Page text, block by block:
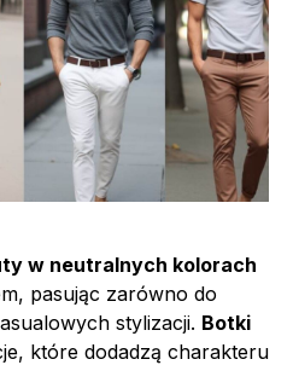
w neutralnych kolorach
pasując zarówno do
stylizacji. Botki
które dodadzą charakteru